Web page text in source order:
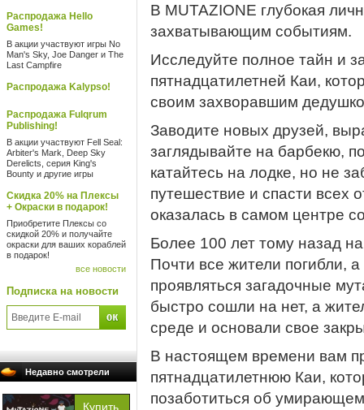
Распродажа Hello
Games!
В акции участвуют игры No
Man's Sky, Joe Danger и The
Last Campfire
Распродажа Kalypso!
Распродажа Fulqrum
Publishing!
В акции участвуют Fell Seal:
Arbiter's Mark, Deep Sky
Derelicts, серия King's
Bounty и другие игры
Скидка 20% на Плексы
+ Окраски в подарок!
Приобретите Плексы со
скидкой 20% и получайте
окраски для ваших кораблей
в подарок!
все новости
Подписка на новости
Недавно смотрели
В MUTAZIONE глубокая
захватывающим событиям.
Исследуйте полное тайн и
пятнадцатилетней Каи,
своим захворавшим
Заводите новых друзей,
заглядывайте на барбекю,
катайтесь на лодке, но не
путешествие и спасти всех
оказалась в самом центре
Более 100 лет тому назад
Почти все жители погибли,
проявляться загадочные
быстро сошли на нет, а
среде и основали свое
В настоящем времени вам
пятнадцатилетнюю Каи,
позаботиться об